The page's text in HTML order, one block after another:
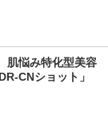
肌悩み特化型美容
CNショット」